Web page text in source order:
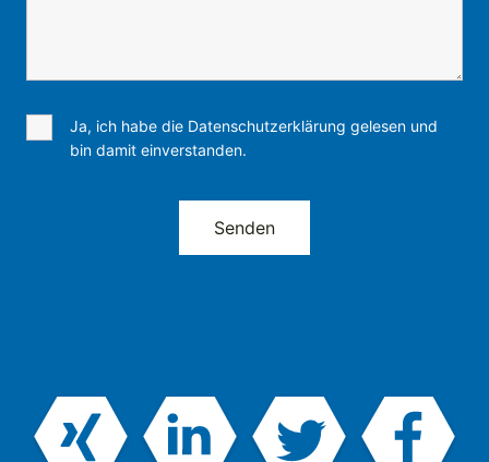
Ja, ich habe die Datenschutzerklärung gelesen und
bin damit einverstanden.